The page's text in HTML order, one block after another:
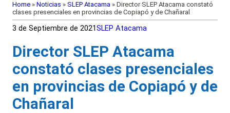
Home » Noticias » SLEP Atacama » Director SLEP Atacama constató
clases presenciales en provincias de Copiapó y de Chañaral
3 de Septiembre de 2021SLEP Atacama
Director SLEP Atacama
constató clases presenciales
en provincias de Copiapó y de
Chañaral